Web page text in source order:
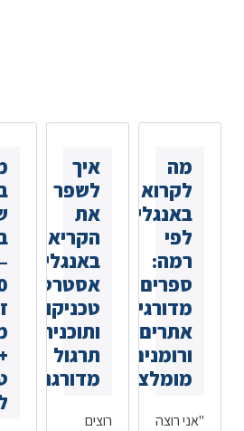
מה
לקרוא
באנגלית
לפי
רמה:
ספרים
מדורגים,
אתרים
ורומנים
מומלצים
"אני רוצה
איך
לשפר
את
הקריאה
באנגלית:
אסטרטגיות,
טכניקות
ותוכנית
תרגול
מדורגת
רוצים
–